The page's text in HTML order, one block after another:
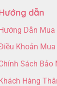
dẫn
Dẫn Mua
Khoản
Sách Bảo
Hàng